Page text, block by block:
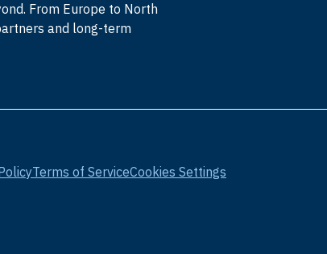
From Europe to North
and long-term
Terms of ServiceCookies Settings